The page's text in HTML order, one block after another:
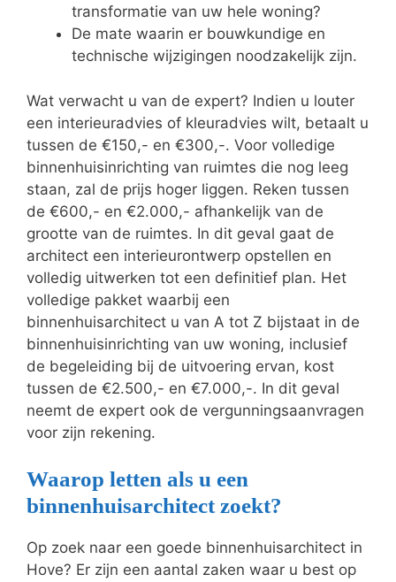
transformatie van uw hele woning?
De mate waarin er bouwkundige en
technische wijzigingen noodzakelijk zijn.
Wat verwacht u van de expert? Indien u louter
een interieuradvies of kleuradvies wilt, betaalt u
tussen de €150,- en €300,-. Voor volledige
binnenhuisinrichting van ruimtes die nog leeg
staan, zal de prijs hoger liggen. Reken tussen
de €600,- en €2.000,- afhankelijk van de
grootte van de ruimtes. In dit geval gaat de
architect een interieurontwerp opstellen en
volledig uitwerken tot een definitief plan. Het
volledige pakket waarbij een
binnenhuisarchitect u van A tot Z bijstaat in de
binnenhuisinrichting van uw woning, inclusief
de begeleiding bij de uitvoering ervan, kost
tussen de €2.500,- en €7.000,-. In dit geval
neemt de expert ook de vergunningsaanvragen
voor zijn rekening.
Waarop letten als u een
binnenhuisarchitect zoekt?
Op zoek naar een goede binnenhuisarchitect in
Hove? Er zijn een aantal zaken waar u best op